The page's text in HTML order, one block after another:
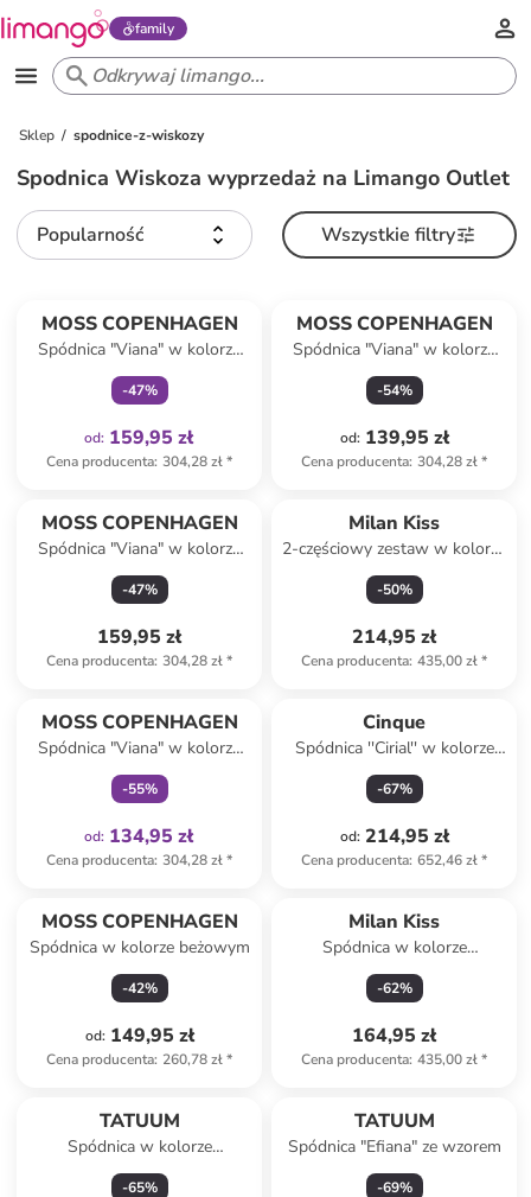
family
Sklep spodnice-z-wiskozy
Spodnica Wiskoza wyprzedaż na Limango Outlet
Popularność Wszystkie filtry
MOSS COPENHAGEN
Spódnica "Viana" w kolorze
niebieskim
-47%
od: 159,95 zł
Cena producenta: 304,28 zł*
MOSS COPENHAGEN
Spódnica "Viana" w kolorze
beżowym
-54%
od: 139,95 zł
Cena producenta: 304,28 zł*
MOSS COPENHAGEN
Spódnica "Viana" w kolorze
szarobrązowym
-47%
159,95 zł
Cena producenta: 304,28 zł*
Milan Kiss
2-częściowy zestaw w kolorze
czerwonym
-50%
214,95 zł
Cena producenta: 435,00 zł*
MOSS COPENHAGEN
Spódnica "Viana" w kolorze
zielonym
-55%
od: 134,95 zł
Cena producenta: 304,28 zł*
Cinque
Spódnica ''Cirial'' w kolorze
szarym
-67%
od: 214,95 zł
Cena producenta: 652,46 zł*
MOSS COPENHAGEN
Spódnica w kolorze beżowym
-42%
od: 149,95 zł
Cena producenta: 260,78 zł*
Milan Kiss
Spódnica w kolorze
kremowym
-62%
164,95 zł
Cena producenta: 435,00 zł*
TATUUM
Spódnica w kolorze
niebieskim
-65%
TATUUM
Spódnica "Efiana" ze wzorem
-69%